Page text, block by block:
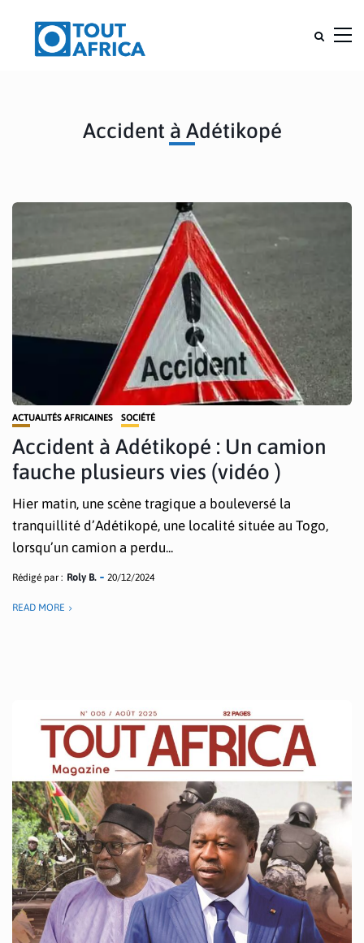
Accident à Adétikopé
ACTUALITÉS AFRICAINES SOCIÉTÉ
Accident à Adétikopé : Un camion
fauche plusieurs vies (vidéo )
Hier matin, une scène tragique a bouleversé la
tranquillité d’Adétikopé, une localité située au Togo,
lorsqu’un camion a perdu...
Rédigé par : Roly B. 20/12/2024
READ MORE